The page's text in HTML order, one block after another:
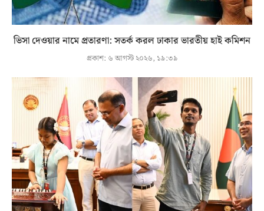
ভিসা দেওয়ার নামে প্রতারণা: সতর্ক করল ঢাকার ভারতীয় হাই কমিশন
প্রকাশ: ৬ আগস্ট ২০২৬, ১৯:৩৯